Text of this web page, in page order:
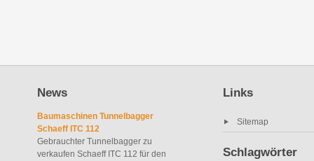
News
Baumaschinen Tunnelbagger
Schaeff ITC 112
Gebrauchter Tunnelbagger zu
verkaufen Schaeff ITC 112 für den
Links
Sitemap
Schlagwörter